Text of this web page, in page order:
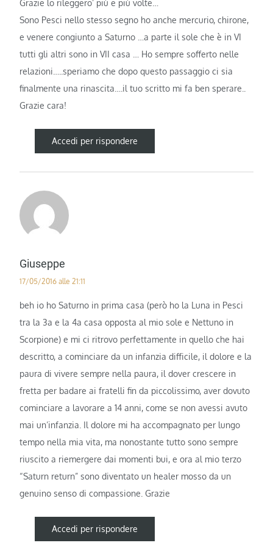
Grazie lo rileggero’ più e più volte…
Sono Pesci nello stesso segno ho anche mercurio, chirone,
e venere congiunto a Saturno …a parte il sole che è in VI
tutti gli altri sono in VII casa … Ho sempre sofferto nelle
relazioni…..speriamo che dopo questo passaggio ci sia
finalmente una rinascita….il tuo scritto mi fa ben sperare..
Grazie cara!
Accedi per rispondere
Giuseppe
17/05/2016 alle 21:11
beh io ho Saturno in prima casa (però ho la Luna in Pesci
tra la 3a e la 4a casa opposta al mio sole e Nettuno in
Scorpione) e mi ci ritrovo perfettamente in quello che hai
descritto, a cominciare da un infanzia difficile, il dolore e la
paura di vivere sempre nella paura, il dover crescere in
fretta per badare ai fratelli fin da piccolissimo, aver dovuto
cominciare a lavorare a 14 anni, come se non avessi avuto
mai un’infanzia. Il dolore mi ha accompagnato per lungo
tempo nella mia vita, ma nonostante tutto sono sempre
riuscito a riemergere dai momenti bui, e ora al mio terzo
“Saturn return” sono diventato un healer mosso da un
genuino senso di compassione. Grazie
Accedi per rispondere